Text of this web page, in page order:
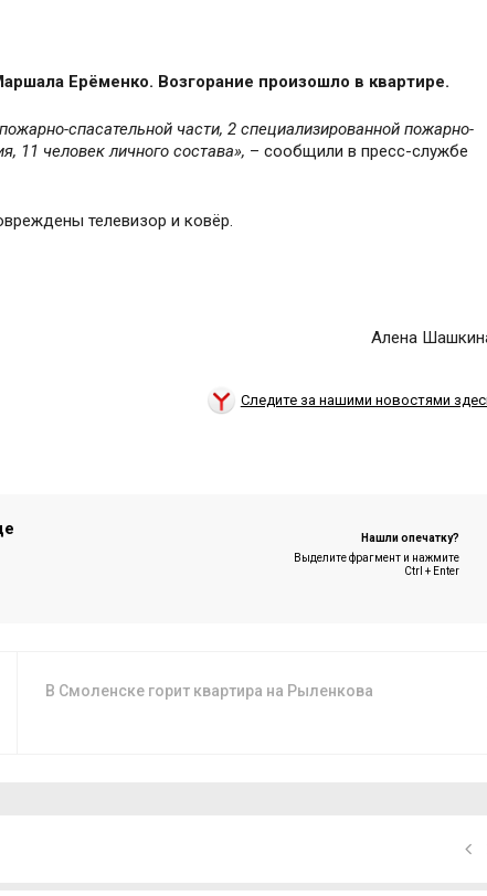
Ерёменко. Возгорание произошло в квартире.
спасательной части, 2 специализированной пожарно-
11 человек личного состава», – сообщили в пресс-службе
телевизор и ковёр.
Алена
Следите за нашими новостями
Нашли опечатку?
Выделите фрагмент и нажмите
Ctrl + Enter
В Смоленске горит квартира на Рыленкова